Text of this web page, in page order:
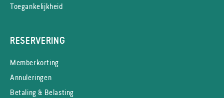
Toegankelijkheid
RESERVERING
Memberkorting
Annuleringen
Betaling & Belasting